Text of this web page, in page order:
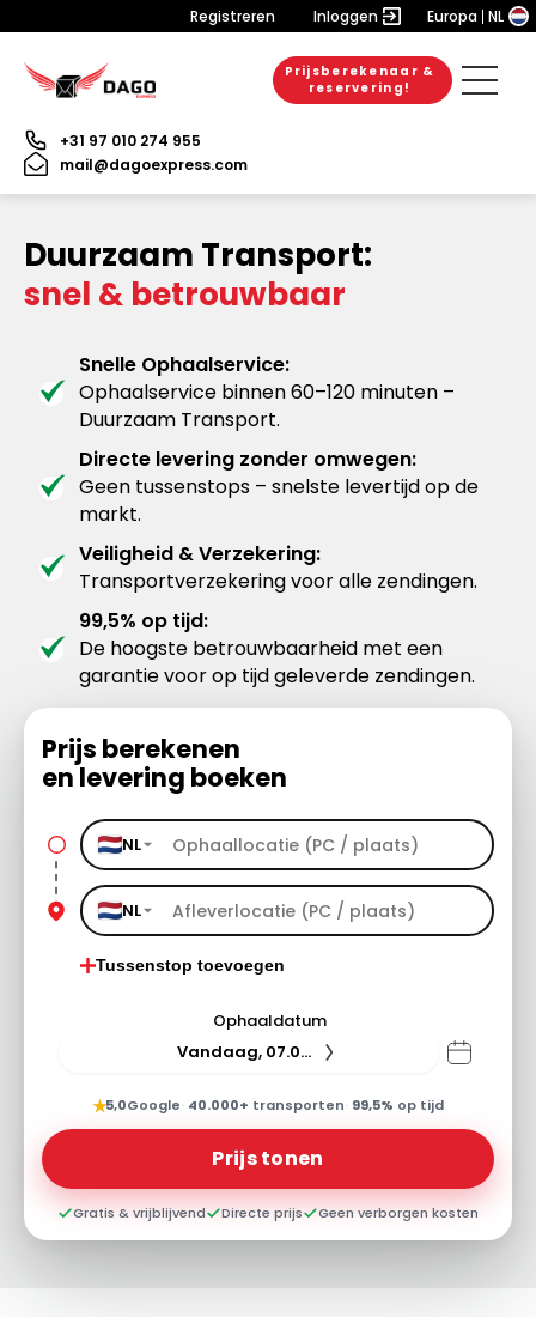
Registreren Inloggen Europa NL
Prijsberekenaar &
reservering!
+31 97 010 274 955
mail@dagoexpress.com
Duurzaam Transport:
snel & betrouwbaar
Snelle Ophaalservice:
Ophaalservice binnen 60–120 minuten –
Duurzaam Transport.
Directe levering zonder omwegen:
Geen tussenstops – snelste levertijd op de
markt.
Veiligheid & Verzekering:
Transportverzekering voor alle zendingen.
99,5% op tijd:
De hoogste betrouwbaarheid met een
garantie voor op tijd geleverde zendingen.
Prijs berekenen
en levering boeken
NL
NL
Tussenstop toevoegen
Ophaaldatum
Vandaag, 07.08.26
★5,0Google· 40.000+ transporten· 99,5% op tijd
Prijs tonen
Gratis & vrijblijvend Directe prijs Geen verborgen kosten